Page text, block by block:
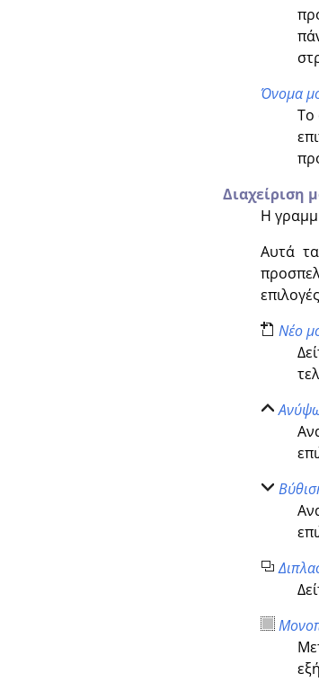
Όνομα
Το
Διαχείριση
Η
Αυτά
Νέο